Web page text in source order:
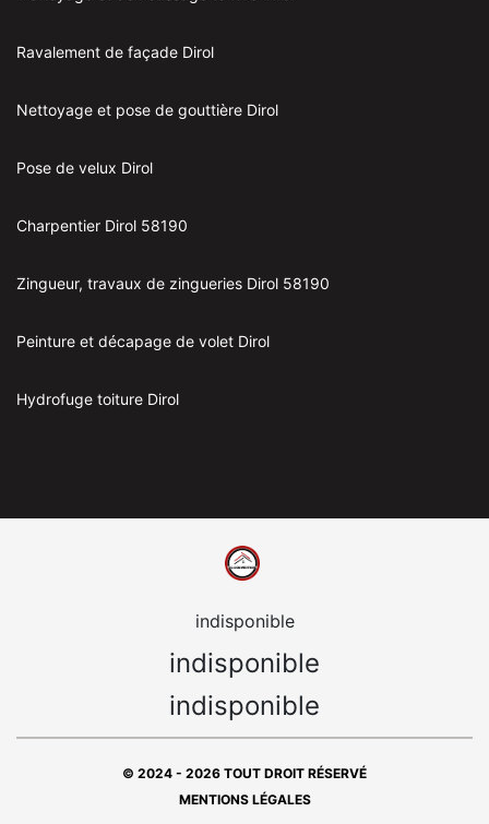
Ravalement de façade Dirol
Nettoyage et pose de gouttière Dirol
Pose de velux Dirol
Charpentier Dirol 58190
Zingueur, travaux de zingueries Dirol 58190
Peinture et décapage de volet Dirol
Hydrofuge toiture Dirol
indisponible
indisponible
indisponible
© 2024 - 2026 TOUT DROIT RÉSERVÉ
MENTIONS LÉGALES